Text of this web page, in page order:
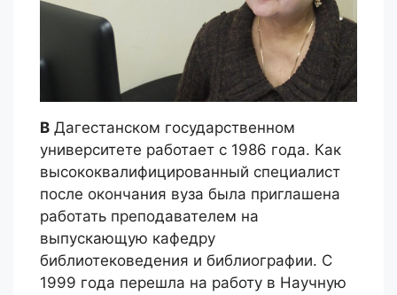
В Дагестанском государственном
университете работает с 1986 года. Как
высококвалифицированный специалист
после окончания вуза была приглашена
работать преподавателем на
выпускающую кафедру
библиотековедения и библиографии. С
1999 года перешла на работу в Научную